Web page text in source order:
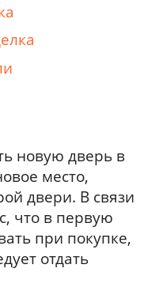
новую дверь в
место,
двери. В связи
что в первую
при покупке,
отдать